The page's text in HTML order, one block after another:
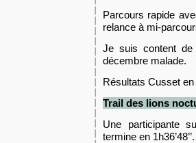
Parcours rapide
relance à mi-
Je suis content
décembre malade.
Résultats Cusset
Trail des lions
Une participante
termine en